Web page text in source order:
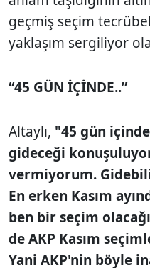
geçmiş seçim
yaklaşım sergiliyor
“45 GÜN İÇİNDE..”
Altaylı, "45 gün
gideceği
vermiyorum.
En erken Kasım
ben bir seçim
de AKP Kasım
Yani AKP'nin böyle